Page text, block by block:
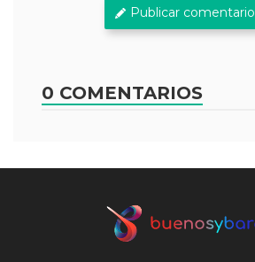
Publicar comentario
0 COMENTARIOS